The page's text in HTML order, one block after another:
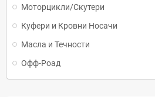
Моторцикли/Скутери
Куфери и Кровни Носачи
Масла и Течности
Офф-Роад